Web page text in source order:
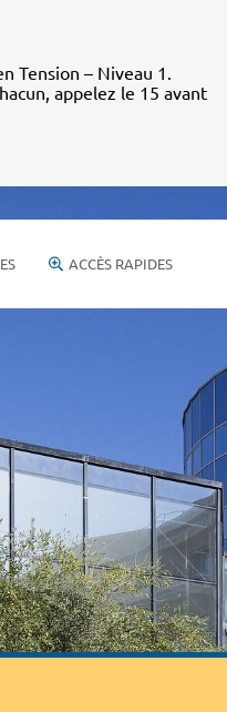
Tension – Niveau 1.
appelez le 15 avant
ACCÈS RAPIDES